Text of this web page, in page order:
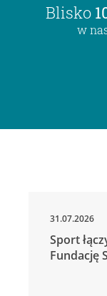
Blisko
w
31.07.2026
Sport
Fundację